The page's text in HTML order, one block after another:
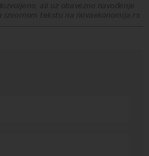
ali uz obavezno navođenje
tekstu na novaekonomija.rs